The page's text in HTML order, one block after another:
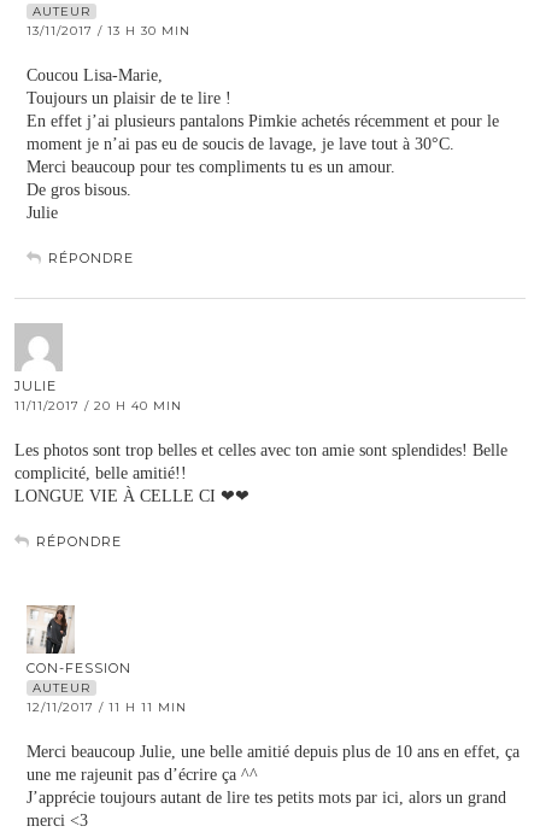
AUTEUR
13/11/2017 / 13 H 30 MIN
Coucou Lisa-Marie,
Toujours un plaisir de te lire !
En effet j’ai plusieurs pantalons Pimkie achetés récemment et pour le
moment je n’ai pas eu de soucis de lavage, je lave tout à 30°C.
Merci beaucoup pour tes compliments tu es un amour.
De gros bisous.
Julie
RÉPONDRE
JULIE
11/11/2017 / 20 H 40 MIN
Les photos sont trop belles et celles avec ton amie sont splendides! Belle
complicité, belle amitié!!
LONGUE VIE À CELLE CI ❤❤
RÉPONDRE
CON-FESSION
AUTEUR
12/11/2017 / 11 H 11 MIN
Merci beaucoup Julie, une belle amitié depuis plus de 10 ans en effet, ça
une me rajeunit pas d’écrire ça ^^
J’apprécie toujours autant de lire tes petits mots par ici, alors un grand
merci <3